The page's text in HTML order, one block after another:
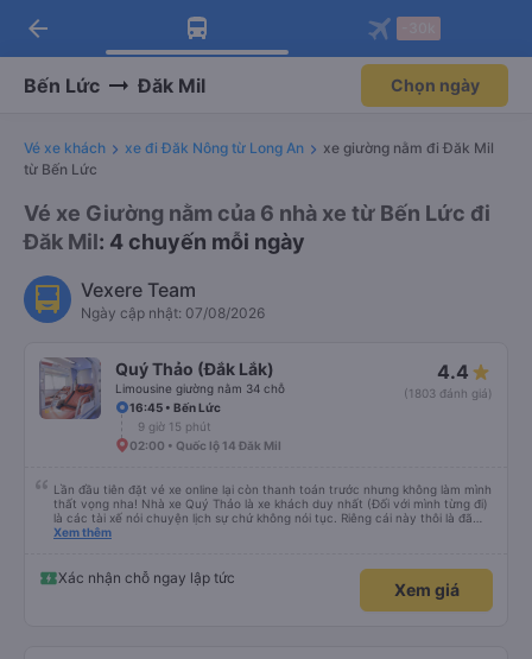
Tải app Vexere ngay!
Nhận ưu đãi thành viên độc
Mở app
Tải app Vexere
-30k/ghế khi đặt vé máy bay qua
Mở app
arrow_back
Bến Lức Đăk Mil Chọn ngày
Vé xe khách xe đi Đăk Nông từ Long An
xe giường nằm đi Đăk Mil
từ Bến Lức
Vé xe Giường nằm của 6 nhà xe từ Bến Lức đi
Đăk Mil: 4 chuyến mỗi ngày
Vexere Team
Ngày cập nhật: 07/08/2026
Quý Thảo (Đắk Lắk)
Limousine giường nằm 34 chỗ
4.4
(1803 đánh giá)
16:45 • Bến Lức
9 giờ 15 phút
02:00 • Quốc lộ 14 Đăk Mil
Lần đầu tiên đặt vé xe online lại còn thanh toán trước nhưng không làm mình
thất vọng nha! Nhà xe Quý Thảo là xe khách duy nhất (Đối với mình từng đi)
là các tài xế nói chuyện lịch sự chứ không nói tục. Riêng cái này thôi là đã
đánh giá 5 sao rồi. Chú tài xế còn uống pepsi rất dễ thương chứ không có
Xem thêm
Xác nhận chỗ ngay lập tức
Xem giá